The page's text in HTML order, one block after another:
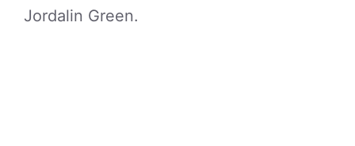
Jordalin Green.